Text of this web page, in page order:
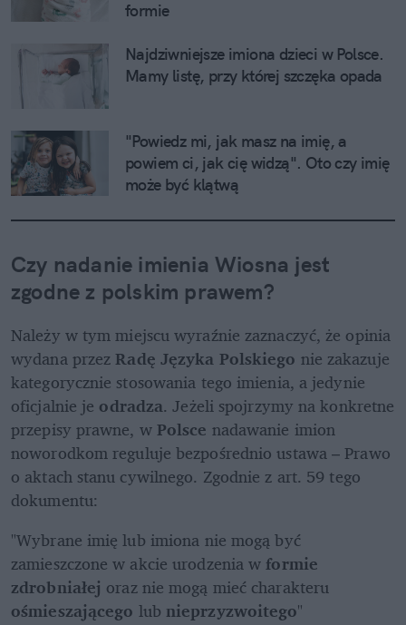
formie
Najdziwniejsze imiona dzieci w Polsce.
Mamy listę, przy której szczęka opada
"Powiedz mi, jak masz na imię, a
powiem ci, jak cię widzą". Oto czy imię
może być klątwą
Czy nadanie imienia Wiosna jest
zgodne z polskim prawem?
Należy w tym miejscu wyraźnie zaznaczyć, że opinia
wydana przez Radę Języka Polskiego nie zakazuje
kategorycznie stosowania tego imienia, a jedynie
oficjalnie je odradza. Jeżeli spojrzymy na konkretne
przepisy prawne, w Polsce nadawanie imion
noworodkom reguluje bezpośrednio ustawa – Prawo
o aktach stanu cywilnego. Zgodnie z art. 59 tego
dokumentu:
"Wybrane imię lub imiona nie mogą być
zamieszczone w akcie urodzenia w formie
zdrobniałej
ośmieszającego lub nieprzyzwoitego"